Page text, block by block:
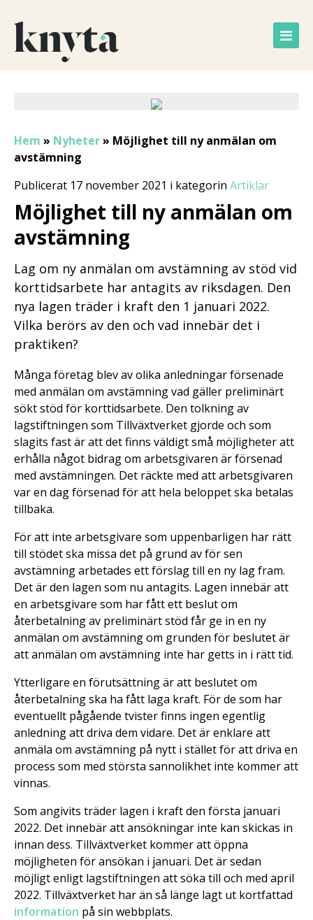
Hem » Nyheter» Möjlighet till ny anmälan om
avstämning
Publicerat 17 november 2021 i kategorin Artiklar
Möjlighet till ny anmälan om
avstämning
Lag om ny anmälan om avstämning av stöd vid
korttidsarbete har antagits av riksdagen. Den
nya lagen träder i kraft den 1 januari 2022.
Vilka berörs av den och vad innebär det i
praktiken?
Många företag blev av olika anledningar försenade
med anmälan om avstämning vad gäller preliminärt
sökt stöd för korttidsarbete. Den tolkning av
lagstiftningen som Tillväxtverket gjorde och som
slagits fast är att det finns väldigt små möjligheter att
erhålla något bidrag om arbetsgivaren är försenad
med avstämningen. Det räckte med att arbetsgivaren
var en dag försenad för att hela beloppet ska betalas
tillbaka.
För att inte arbetsgivare som uppenbarligen har rätt
till stödet ska missa det på grund av för sen
avstämning arbetades ett förslag till en ny lag fram.
Det är den lagen som nu antagits. Lagen innebär att
en arbetsgivare som har fått ett beslut om
återbetalning av preliminärt stöd får ge in en ny
anmälan om avstämning om grunden för beslutet är
att anmälan om avstämning inte har getts in i rätt tid.
Ytterligare en förutsättning är att beslutet om
återbetalning ska ha fått laga kraft. För de som har
eventuellt pågående tvister finns ingen egentlig
anledning att driva dem vidare. Det är enklare att
anmäla om avstämning på nytt i stället för att driva en
process som med största sannolikhet inte kommer att
vinnas.
Som angivits träder lagen i kraft den första januari
2022. Det innebär att ansökningar inte kan skickas in
innan dess. Tillväxtverket kommer att öppna
möjligheten för ansökan i januari. Det är sedan
möjligt enligt lagstiftningen att söka till och med april
2022. Tillväxtverket har än så länge lagt ut kortfattad
information på sin webbplats.